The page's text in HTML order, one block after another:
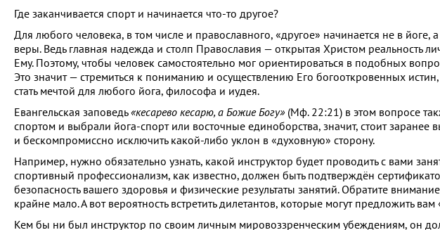
Где заканчивается спорт и начинается что-то другое?
Для любого человека, в том числе и православного, «другое» начинается не в
веры. Ведь главная надежда и столп Православия — открытая Христом реальность
Ему. Поэтому, чтобы человек самостоятельно мог ориентироваться в подобных
Это значит — стремиться к пониманию и осуществлению Его богооткровенных
стать мечтой для любого йога, философа и иудея.
Евангельская заповедь«кесарево кесарю, а Божие Богу»(Мф. 22:21) в этом вопросе
спортом и выбрали йога-спорт или восточные единоборства, значит, стоит заранее
и бескомпромиссно исключить какой-либо уклон в «духовную» сторону.
Например, нужно обязательно узнать, какой инструктор будет проводить с вами
спортивный профессионализм, как известно, должен быть подтверждён
безопасность вашего здоровья и физические результаты занятий. Обратите
крайне мало. А вот вероятность встретить дилетантов, которые могут предложить
Кем бы ни был инструктор по своим личным мировоззренческим убеждениям, он